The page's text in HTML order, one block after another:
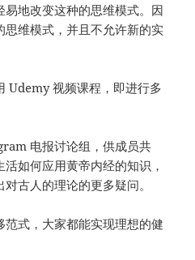
地改变这种的思维模式。因
思维模式，并且不允许新的实
Udemy 视频课程，即进行多
电报讨论组，供成员共
如何应用黄帝内经的知识，
古人的理论的更多疑问。
式，大家都能实现理想的健